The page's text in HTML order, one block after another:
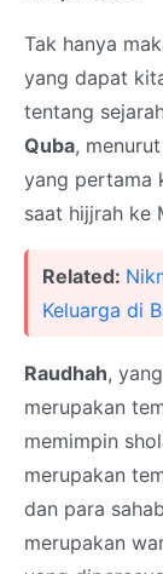
Tak hanya
yang dapat
tentang
Quba,
yang pertama
saat hijjrah ke
Related:
Keluarga di
Raudhah,
merupakan
memimpin
merupakan
dan para
merupakan